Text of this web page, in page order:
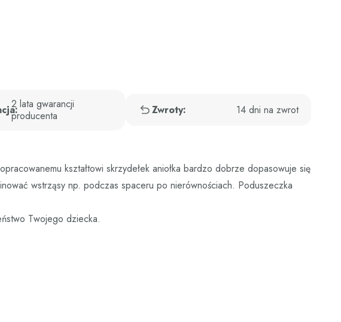
2 lata gwarancji
producenta
Zwroty: 14 dni na zwrot
kształtowi skrzydełek aniołka bardzo dobrze dopasowuje się
wstrząsy np. podczas spaceru po nierównościach. Poduszeczka
Twojego dziecka.